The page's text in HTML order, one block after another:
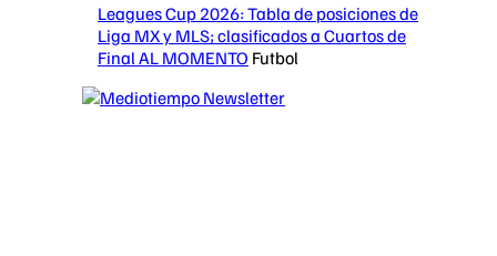
Leagues Cup 2026: Tabla de posiciones de
Liga MX y MLS; clasificados a Cuartos de
Final AL MOMENTO Futbol